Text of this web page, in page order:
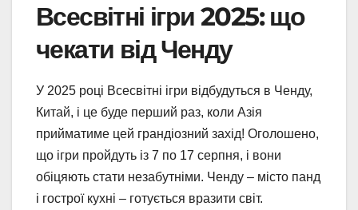
Всесвітні ігри 2025: що
чекати від Ченду
У 2025 році Всесвітні ігри відбудуться в Ченду,
Китай, і це буде перший раз, коли Азія
прийматиме цей грандіозний захід! Оголошено,
що ігри пройдуть із 7 по 17 серпня, і вони
обіцяють стати незабутніми. Ченду – місто панд
і гострої кухні – готується вразити світ.